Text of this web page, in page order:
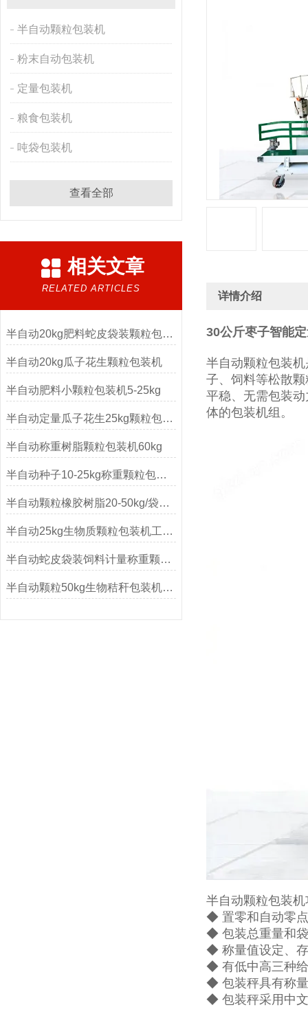
半自动颗粒包装机
粉末自动包装机
定量包装机
粮食包装机
吨袋包装机
查看全部
相关文章
RELATED ARTICLES
半自动20kg肥料蛇皮袋装颗粒包装机
半自动20kg瓜子花生颗粒包装机
半自动肥料小颗粒包装机5-25kg
半自动定量瓜子花生25kg颗粒包装机厂家
半自动称重树脂颗粒包装机60kg
半自动种子10-25kg称重颗粒包装机
半自动颗粒橡胶树脂20-50kg/袋包装机
半自动25kg生物质颗粒包装机工作原理
半自动蛇皮袋装饲料计量称重颗粒包装机
半自动颗粒50kg生物秸秆包装机产品简介
详情介绍
30公斤枣子智能
半自动颗粒包装
子、饲料等松散
平稳、无需包装
体的包装机组。
半自动颗粒包装
◆ 置零和自动零
◆ 包装总重量和
◆ 称量值设定、
◆ 有低中高三种
◆ 包装秤具有称
◆ 包装秤采用中